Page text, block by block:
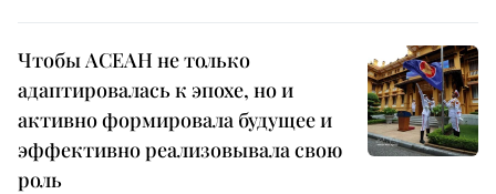
Чтобы АСЕАН не только
адаптировалась к эпохе, но и
активно формировала будущее и
эффективно реализовывала свою
роль